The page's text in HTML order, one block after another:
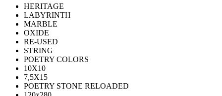
HERITAGE
LABYRINTH
MARBLE
OXIDE
RE-USED
STRING
POETRY COLORS
10Х10
7,5Х15
POETRY STONE RELOADED